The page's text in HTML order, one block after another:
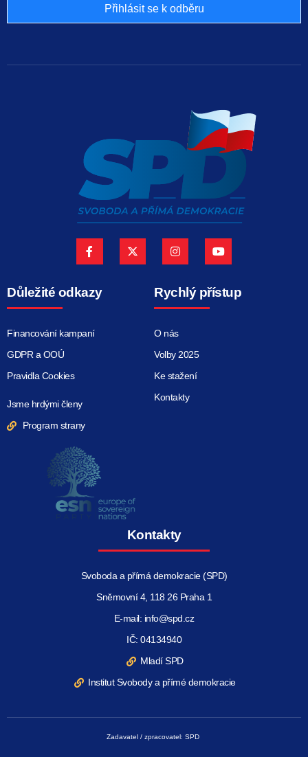
Přihlásit se k odběru
Důležité odkazy
Financování kampaní
GDPR a OOÚ
Pravidla Cookies
Jsme hrdými členy
Program strany
Rychlý přístup
O nás
Volby 2025
Ke stažení
Kontakty
Kontakty
Svoboda a přímá demokracie (SPD)
Sněmovní 4, 118 26 Praha 1
E-mail: info@spd.cz
IČ: 04134940
Mladí SPD
Institut Svobody a přímé demokracie
Zadavatel / zpracovatel: SPD